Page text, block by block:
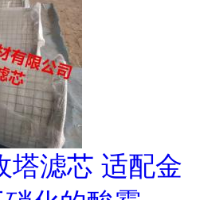
塔滤芯 适配金